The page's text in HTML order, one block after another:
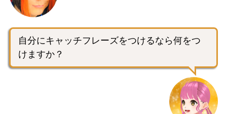
自分にキャッチフレーズをつけるなら何をつ
けますか？